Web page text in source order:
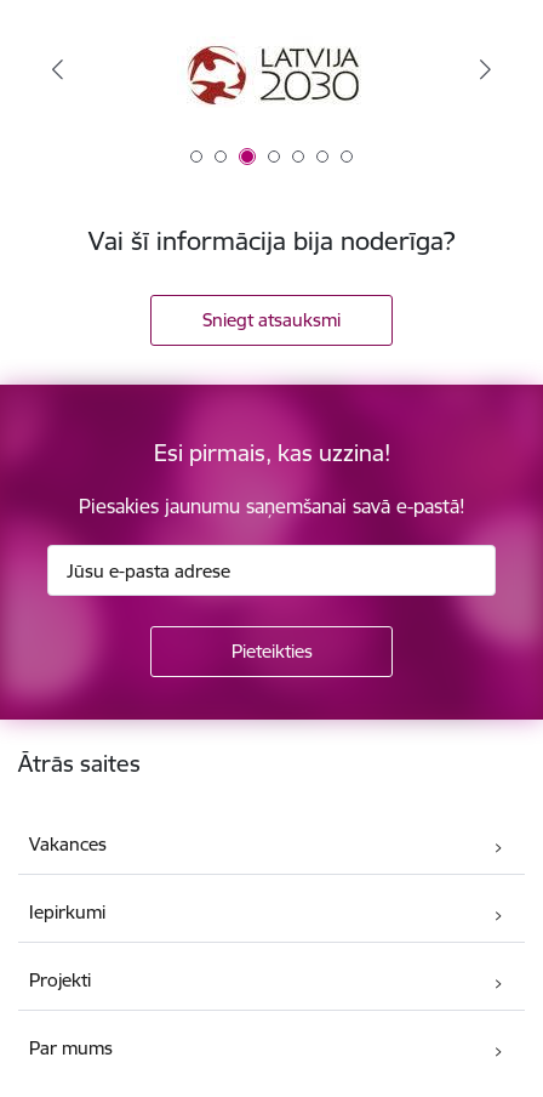
Vai šī informācija bija noderīga?
Sniegt atsauksmi
Esi pirmais, kas uzzina!
Piesakies jaunumu saņemšanai savā e-pastā!
Kājene
Ātrās saites
Vakances
Iepirkumi
Projekti
Par mums